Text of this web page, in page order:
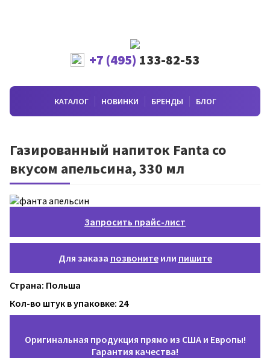
+7 (495) 133-82-53
КАТАЛОГ НОВИНКИ БРЕНДЫ БЛОГ
Газированный напиток Fanta со
вкусом апельсина, 330 мл
Запросить прайс-лист
Для заказа позвонитеили пишите
Страна: Польша
Кол-во штук в упаковке: 24
Оригинальная продукция прямо из США и Европы!
Гарантия качества!